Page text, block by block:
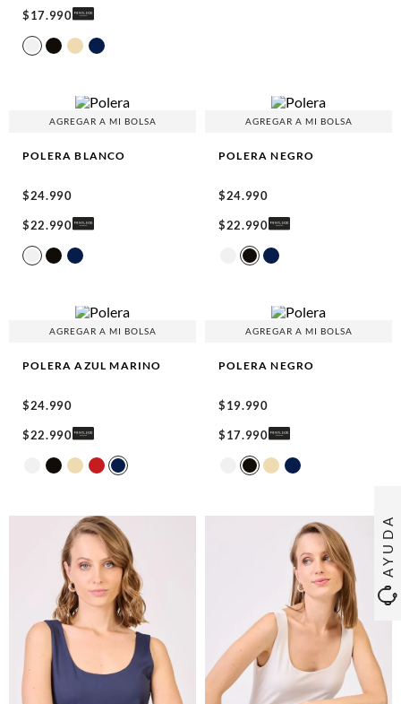
AYUDA
$17.990
AGREGAR A MI BOLSA
POLERA BLANCO
$24.990
$22.990
AGREGAR A MI BOLSA
POLERA NEGRO
$24.990
$22.990
AGREGAR A MI BOLSA
POLERA AZUL MARINO
$24.990
$22.990
AGREGAR A MI BOLSA
POLERA NEGRO
$19.990
$17.990